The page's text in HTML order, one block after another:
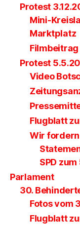
Protest
Mini-
Marktplatz
Filmbeitrag
Protest
Video
Flugblatt
Wir fordern
SPD
Parlament
30.
Fotos vom
Flugblatt